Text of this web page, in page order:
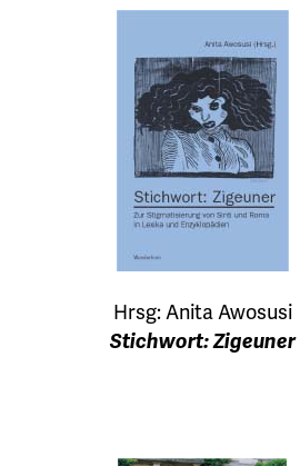
Hrsg: Anita Awosusi
Stichwort: Zigeuner